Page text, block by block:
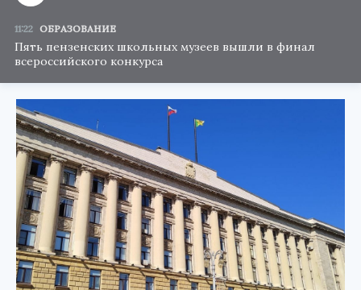
11:22 ОБРАЗОВАНИЕ
Пять пензенских школьных музеев вышли в финал
всероссийского конкурса